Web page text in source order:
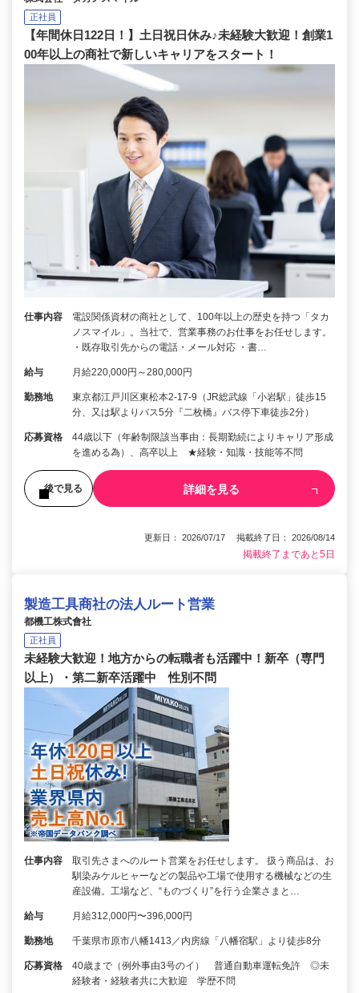
正社員
【年間休日122日！】土日祝日休み♪未経験大歓迎！創業1
00年以上の商社で新しいキャリアをスタート！
仕事内容
電設関係資材の商社として、100年以上の歴史を持つ「タカ
ノスマイル」。当社で、営業事務のお仕事をお任せします。
・既存取引先からの電話・メール対応 ・書…
給与 月給220,000円～280,000円
勤務地
東京都江戸川区東松本2-17-9（JR総武線「小岩駅」徒歩15
分、又は駅よりバス5分『二枚橋』バス停下車徒歩2分）
応募資格
44歳以下（年齢制限該当事由：長期勤続によりキャリア形成
を進める為）、高卒以上 ★経験・知識・技能等不問
後で見る 詳細を見る
更新日： 2026/07/17 掲載終了日： 2026/08/14
掲載終了まであと5日
製造工具商社の法人ルート営業
都機工株式會社
正社員
未経験大歓迎！地方からの転職者も活躍中！新卒（専門
以上）・第二新卒活躍中 性別不問
仕事内容
取引先さまへのルート営業をお任せします。 扱う商品は、お
馴染みケルヒャーなどの製品や工場で使用する機械などの生
産設備。工場など、“ものづくり”を行う企業さまと…
給与 月給312,000円〜396,000円
勤務地 千葉県市原市八幡1413／内房線「八幡宿駅」より徒歩8分
応募資格
40歳まで（例外事由3号のイ） 普通自動車運転免許 ◎未
経験者・経験者共に大歓迎 学歴不問